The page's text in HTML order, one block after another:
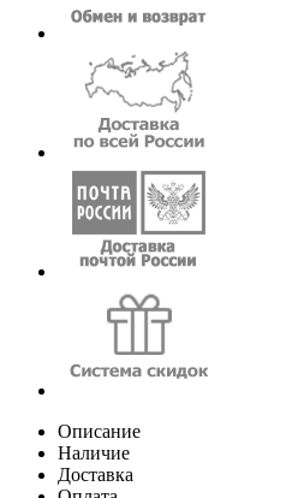
Описание
Наличие
Доставка